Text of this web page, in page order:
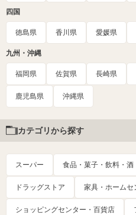
四国
徳島県 香川県 愛媛県
九州・沖縄
福岡県 佐賀県 長崎県
鹿児島県 沖縄県
カテゴリから探す
スーパー 食品・菓子・飲料・酒
ドラッグストア 家具・ホームセ
ショッピングセンター・百貨店